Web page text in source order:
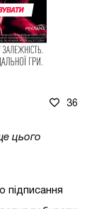
36
цього
підписання